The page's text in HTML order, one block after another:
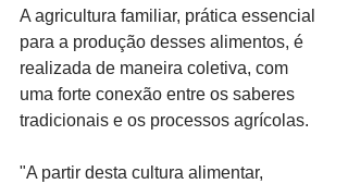
A agricultura familiar, prática essencial
para a produção desses alimentos, é
realizada de maneira coletiva, com
uma forte conexão entre os saberes
tradicionais e os processos agrícolas.
"A partir desta cultura alimentar,